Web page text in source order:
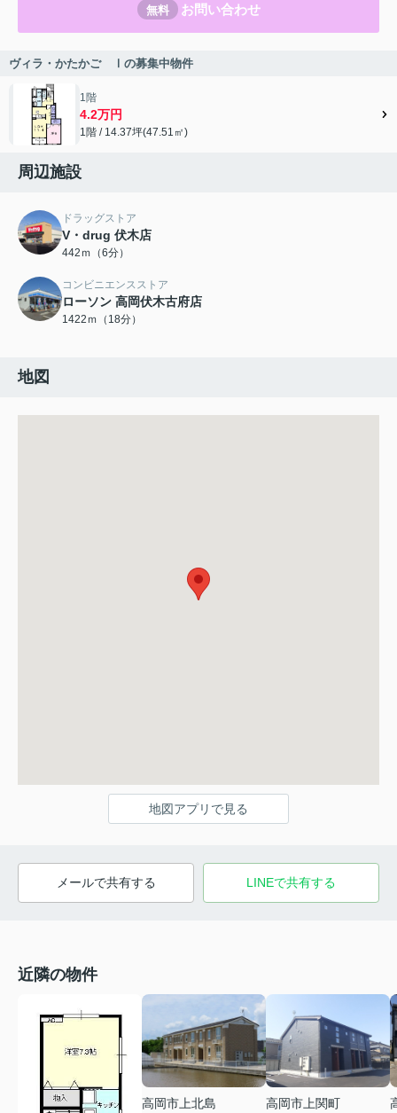
無料 お問い合わせ
ヴィラ・かたかご Ⅰの募集中物件
1階
4.2万円
1階 / 14.37坪(47.51㎡)
周辺施設
ドラッグストア
V・drug 伏木店
442ｍ（6分）
コンビニエンスストア
ローソン 高岡伏木古府店
1422ｍ（18分）
地図
地図アプリで見る
メールで共有する LINEで共有する
近隣の物件
高岡市上北島
高岡市上関町